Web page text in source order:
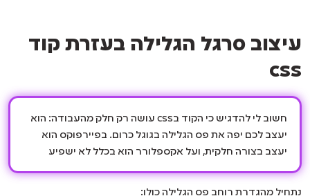
עיצוב סרגל הגלילה בעזרת קוד
css
חשוב לי להדגיש כי הקוד בcss עושה רק חלק מהעבודה: הוא
יעצב לכם יפה את פס הגלילה בגוגל כרום. בפיירפוקס הוא
יעצב בצורה חלקית, ועל אקספלורר הוא בכלל לא ישפיע
נתחיל מהגדרת רוחב פס הגלילה כולו: